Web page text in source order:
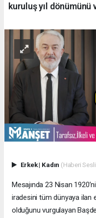
kuruluş yıl dönümünü
Erkek| Kadın (Haberi
Mesajında 23 Nisan
iradesini tüm dünyaya ilan
olduğunu vurgulayan